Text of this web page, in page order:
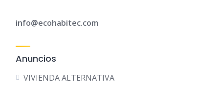
info@ecohabitec.com
Anuncios
VIVIENDA ALTERNATIVA